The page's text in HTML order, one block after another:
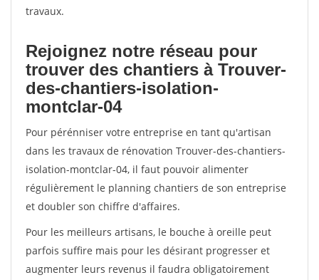
travaux.
Rejoignez notre réseau pour
trouver des chantiers à Trouver-
des-chantiers-isolation-
montclar-04
Pour pérénniser votre entreprise en tant qu'artisan
dans les travaux de rénovation Trouver-des-chantiers-
isolation-montclar-04, il faut pouvoir alimenter
régulièrement le planning chantiers de son entreprise
et doubler son chiffre d'affaires.
Pour les meilleurs artisans, le bouche à oreille peut
parfois suffire mais pour les désirant progresser et
augmenter leurs revenus il faudra obligatoirement